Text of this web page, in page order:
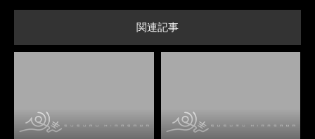
関連記事